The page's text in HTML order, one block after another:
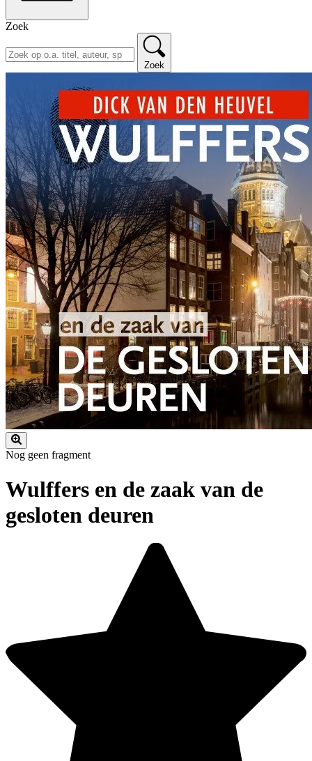
Zoek
Zoek
Nog geen fragment
Wulffers en de zaak van de
gesloten deuren